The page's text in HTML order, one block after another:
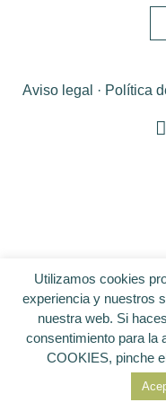
Aviso legal · Política
Utilizamos cookies
experiencia y nuestros
nuestra web. Si
consentimiento para la
COOKIES, pinche